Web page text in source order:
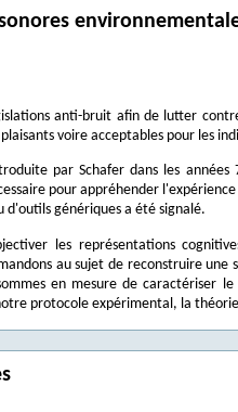
anti-bruit afin de lutter
voire acceptables pour les
par Schafer dans les
pour appréhender
d'outils génériques a été signalé.
les représentations
au sujet de reconstruire
en mesure de
protocole expérimental, la